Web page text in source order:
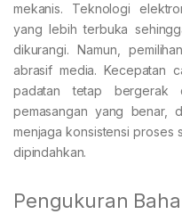
mekanis. Teknologi
yang lebih terbuka
dikurangi. Namun,
abrasif media. Kecepatan
padatan tetap bergerak
pemasangan yang benar,
menjaga konsistensi proses
dipindahkan.
Pengukuran